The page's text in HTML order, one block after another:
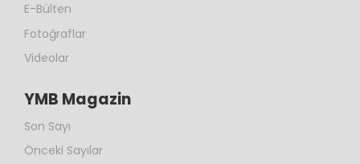
E-Bülten
Fotoğraflar
Videolar
YMB Magazin
Son Sayı
Önceki Sayılar